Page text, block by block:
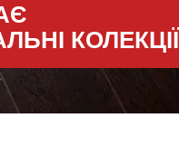
КОЛЕКЦІЇ